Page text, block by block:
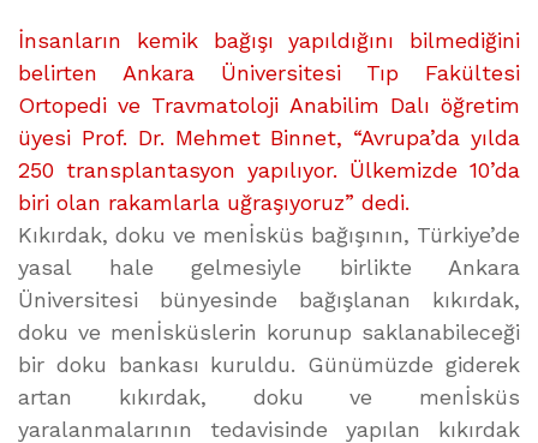
İnsanların kemik bağışı yapıldığını bilmediğini
belirten Ankara Üniversitesi Tıp Fakültesi
Ortopedi ve Travmatoloji Anabilim Dalı öğretim
üyesi Prof. Dr. Mehmet Binnet, “Avrupa’da yılda
250 transplantasyon yapılıyor. Ülkemizde 10’da
biri olan rakamlarla uğraşıyoruz” dedi.
Kıkırdak, doku ve menİsküs bağışının, Türkiye’de
yasal hale gelmesiyle birlikte Ankara
Üniversitesi bünyesinde bağışlanan kıkırdak,
doku ve menİsküslerin korunup saklanabileceği
bir doku bankası kuruldu. Günümüzde giderek
artan kıkırdak, doku ve menİsküs
yaralanmalarının tedavisinde yapılan kıkırdak